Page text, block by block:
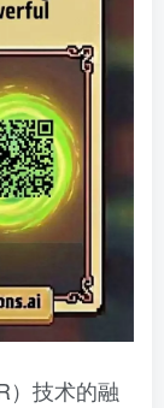
）技术的融